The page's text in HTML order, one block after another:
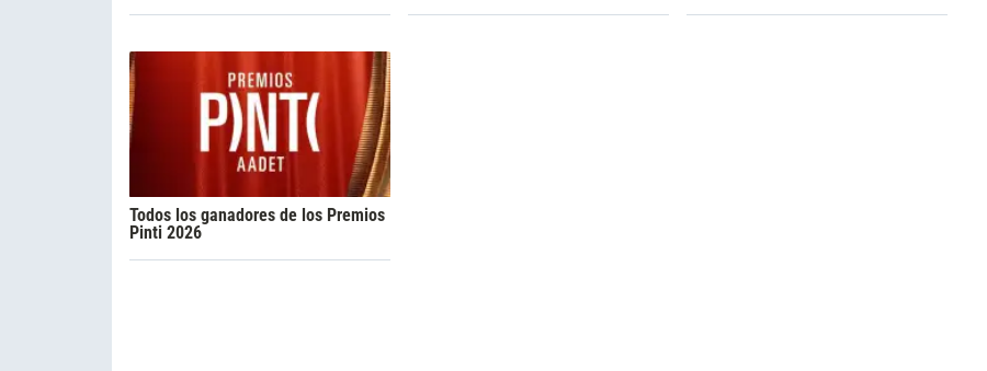
Todos los ganadores de los Premios
Pinti 2026